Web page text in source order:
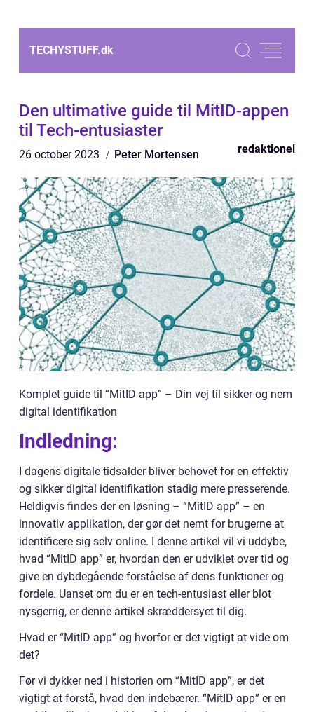
TECHYSTUFF.dk
Den ultimative guide til MitID-appen
til Tech-entusiaster
26 october 2023 Peter Mortensen redaktionel
Komplet guide til “MitID app” – Din vej til sikker og nem
digital identifikation
Indledning:
I dagens digitale tidsalder bliver behovet for en effektiv
og sikker digital identifikation stadig mere presserende.
Heldigvis findes der en løsning – “MitID app” – en
innovativ applikation, der gør det nemt for brugerne at
identificere sig selv online. I denne artikel vil vi uddybe,
hvad “MitID app” er, hvordan den er udviklet over tid og
give en dybdegående forståelse af dens funktioner og
fordele. Uanset om du er en tech-entusiast eller blot
nysgerrig, er denne artikel skræddersyet til dig.
Hvad er “MitID app” og hvorfor er det vigtigt at vide om
det?
Før vi dykker ned i historien om “MitID app”, er det
vigtigt at forstå, hvad den indebærer. “MitID app” er en